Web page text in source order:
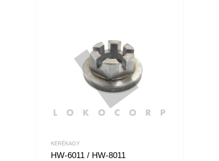
KERÉKAGY
HW-6011 / HW-8011